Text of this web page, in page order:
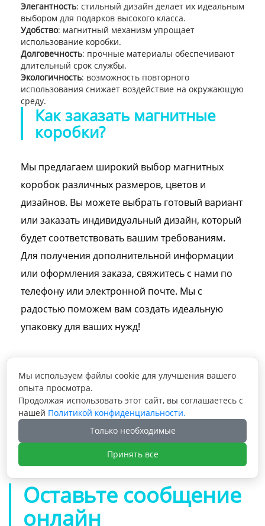
Элегантность: стильный дизайн делает их идеальным
выбором для подарков высокого класса.
Удобство: магнитный механизм упрощает
использование коробки.
Долговечность: прочные материалы обеспечивают
длительный срок службы.
Экологичность: возможность повторного
использования снижает воздействие на окружающую
среду.
Как заказать магнитные
коробки?
Мы предлагаем широкий выбор магнитных
коробок различных размеров, цветов и
дизайнов. Вы можете выбрать готовый вариант
или заказать индивидуальный дизайн, который
будет соответствовать вашим требованиям.
Для получения дополнительной информации
или оформления заказа, свяжитесь с нами по
телефону или электронной почте. Мы с
радостью поможем вам создать идеальную
упаковку для ваших нужд!

Предыдущая статья: Жесткая черная
картонная коробка для упаковки духов по
индивидуальному заказу. Роскошная
бумажная подарочная коробка для
образцов духов. Упаковочная коробка для
Следующая статья: Прямая поставка с
фабрики, индивидуальная подарочная
коробка для одежды, роскошная жесткая
картонная упаковочная коробка для
шарфа с внутренней частью

Оставьте сообщение
онлайн
Мы используем файлы cookie для улучшения вашего
опыта просмотра.
Продолжая использовать этот сайт, вы соглашаетесь с
нашей Политикой конфиденциальности.
Только необходимые
Принять все